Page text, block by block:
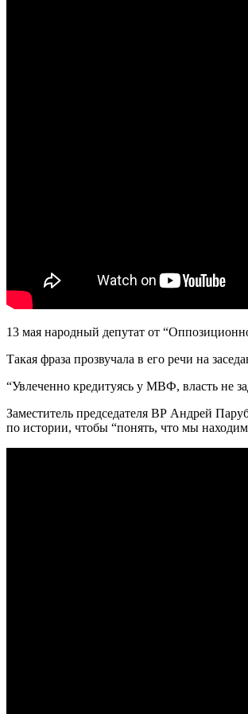
13 мая народный депутат от
Такая фраза прозвучала в его речи на
“Увлеченно кредитуясь у МВФ, власть не
Заместитель председателя ВР Андрей
по истории, чтобы “понять, что мы